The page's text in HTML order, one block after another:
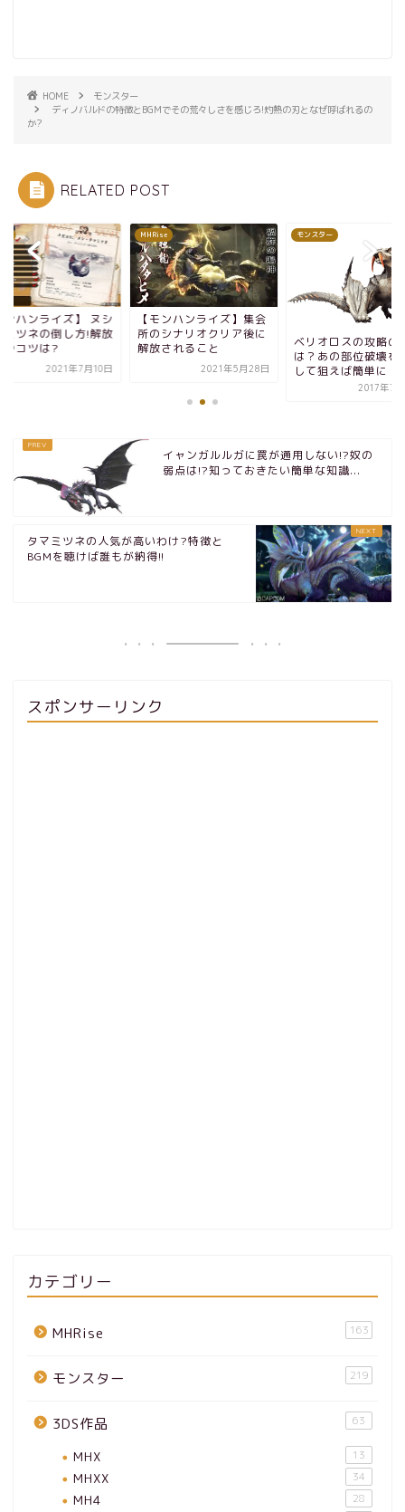
HOME
モンスター
ディノバルドの特徴とBGMでその荒々しさを感じろ!灼熱の刃となぜ呼ばれるの
か?
RELATED POST
ンハンライズ】 ヌシ
ミツネの倒し方!解放
やコツは?
2021年7月10日
MHRise
【モンハンライズ】集会
所のシナリオクリア後に
解放されること
2021年5月28日
モンスター
ベリオロスの攻略の
は？あの部位破壊を
して狙えば簡単に！
2017年7
イャンガルルガに罠が通用しない!?奴の
弱点は!?知っておきたい簡単な知識...
タマミツネの人気が高いわけ?特徴と
BGMを聴けば誰もが納得!!
スポンサーリンク
カテゴリー
MHRise 163
モンスター 219
3DS作品 63
MHX 13
MHXX 34
MH4 28